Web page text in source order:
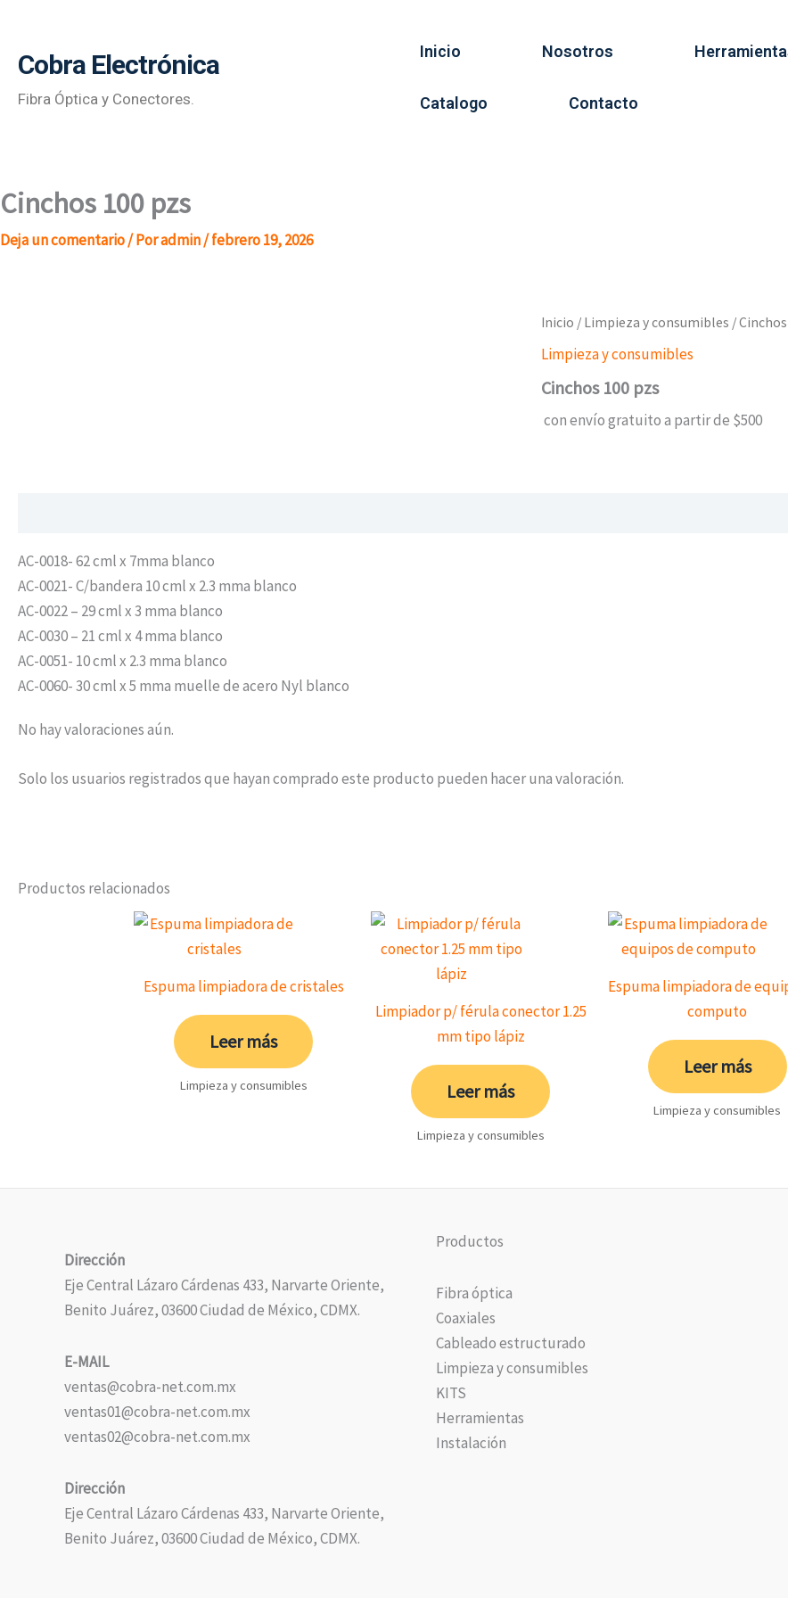
contenido
Cobra Electrónica
Fibra Óptica y Conectores.
Inicio Nosotros
Catalogo Contacto
Cinchos 100 pzs
Deja un comentario/ Poradmin/febrero 19, 2026
Inicio / Limpieza y consumibles /
Limpieza y consumibles
Cinchos 100 pzs
con envío gratuito a partir de $500
AC-0018- 62 cml x 7mma blanco
AC-0021- C/bandera 10 cml x 2.3 mma blanco
AC-0022 – 29 cml x 3 mma blanco
AC-0030 – 21 cml x 4 mma blanco
AC-0051- 10 cml x 2.3 mma blanco
AC-0060- 30 cml x 5 mma muelle de acero Nyl blanco
No hay valoraciones aún.
Solo los usuarios registrados que hayan comprado este producto pueden hacer una valoración.
Productos relacionados
Espuma limpiadora de cristales
Leer más
Limpieza y consumibles
Limpiador p/ férula conector 1.25
mm tipo lápiz
Leer más
Limpieza y consumibles
Espuma limpiadora de
computo
Leer más
Limpieza y consumibles
Dirección
Eje Central Lázaro Cárdenas 433, Narvarte Oriente,
Benito Juárez, 03600 Ciudad de México, CDMX.
E-MAIL
ventas@cobra-net.com.mx
ventas01@cobra-net.com.mx
ventas02@cobra-net.com.mx
Dirección
Eje Central Lázaro Cárdenas 433, Narvarte Oriente,
Benito Juárez, 03600 Ciudad de México, CDMX.
Productos
Fibra óptica
Coaxiales
Cableado estructurado
Limpieza y consumibles
KITS
Herramientas
Instalación